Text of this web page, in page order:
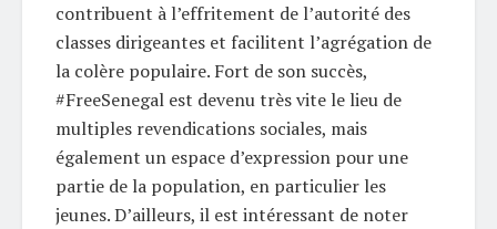
contribuent à l’effritement de l’autorité des
classes dirigeantes et facilitent l’agrégation de
la colère populaire. Fort de son succès,
#FreeSenegal est devenu très vite le lieu de
multiples revendications sociales, mais
également un espace d’expression pour une
partie de la population, en particulier les
jeunes. D’ailleurs, il est intéressant de noter